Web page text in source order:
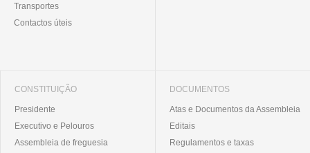
Transportes
Contactos úteis
CONSTITUIÇÃO
Presidente
Executivo e Pelouros
Assembleia de freguesia
DOCUMENTOS
Atas e Documentos da Assembleia
Editais
Regulamentos e taxas